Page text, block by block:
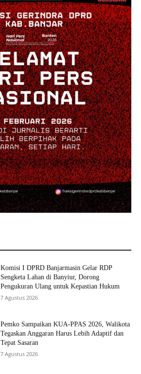
Komisi I DPRD Banjarmasin Gelar RDP
Sengketa Lahan di Banyiur, Dorong
Pengukuran Ulang untuk Kepastian Hukum
7 Agustus 2026
Pemko Sampaikan KUA-PPAS 2026, Walikota
Tegaskan Anggaran Harus Lebih Adaptif dan
Tepat Sasaran
7 Agustus 2026